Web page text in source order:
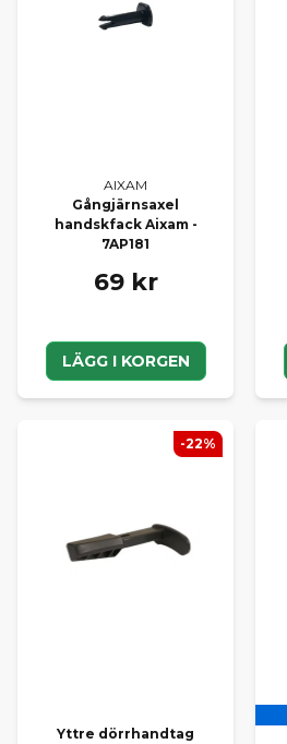
AIXAM
Gångjärnsaxel
handskfack Aixam -
7AP181
69 kr
LÄGG I KORGEN
Yttre dörrhandtag
-22%